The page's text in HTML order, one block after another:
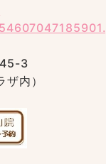
3
内）